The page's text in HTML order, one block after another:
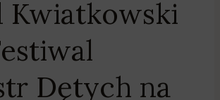
Kwiatkowski
Dętych na